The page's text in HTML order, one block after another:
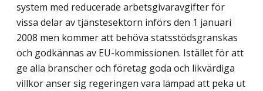
system med reducerade arbetsgivaravgifter för
vissa delar av tjänstesektorn införs den 1 januari
2008 men kommer att behöva statsstödsgranskas
och godkännas av EU-kommissionen. Istället för att
ge alla branscher och företag goda och likvärdiga
villkor anser sig regeringen vara lämpad att peka ut